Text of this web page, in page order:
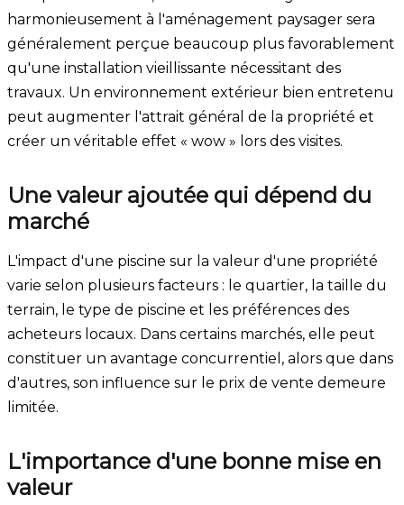
harmonieusement à l'aménagement paysager sera
généralement perçue beaucoup plus favorablement
qu'une installation vieillissante nécessitant des
travaux. Un environnement extérieur bien entretenu
peut augmenter l'attrait général de la propriété et
créer un véritable effet « wow » lors des visites.
Une valeur ajoutée qui dépend du
marché
L'impact d'une piscine sur la valeur d'une propriété
varie selon plusieurs facteurs : le quartier, la taille du
terrain, le type de piscine et les préférences des
acheteurs locaux. Dans certains marchés, elle peut
constituer un avantage concurrentiel, alors que dans
d'autres, son influence sur le prix de vente demeure
limitée.
L'importance d'une bonne mise en
valeur